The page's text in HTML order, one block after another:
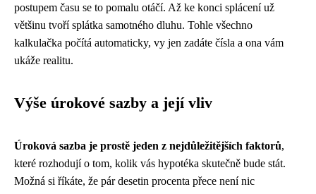
postupem času se to pomalu otáčí. Až ke konci splácení už
většinu tvoří splátka samotného dluhu. Tohle všechno
kalkulačka počítá automaticky, vy jen zadáte čísla a ona vám
ukáže realitu.
Výše úrokové sazby a její vliv
Úroková sazba je prostě jeden z nejdůležitějších faktorů,
které rozhodují o tom, kolik vás hypotéka skutečně bude stát.
Možná si říkáte, že pár desetin procenta přece není nic